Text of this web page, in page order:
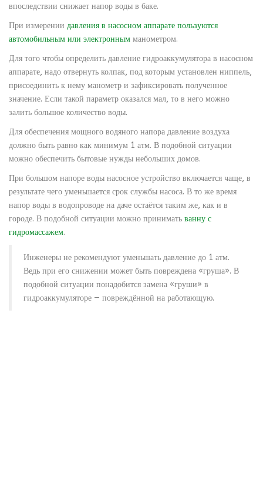
впоследствии снижает напор воды в баке.
При измерении давления в насосном аппарате пользуются
автомобильным или электронным манометром.
Для того чтобы определить давление гидроаккумулятора в насосном
аппарате, надо отвернуть колпак, под которым установлен ниппель,
присоединить к нему манометр и зафиксировать полученное
значение. Если такой параметр оказался мал, то в него можно
залить большое количество воды.
Для обеспечения мощного водяного напора давление воздуха
должно быть равно как минимум 1 атм. В подобной ситуации
можно обеспечить бытовые нужды небольших домов.
При большом напоре воды насосное устройство включается чаще, в
результате чего уменьшается срок службы насоса. В то же время
напор воды в водопроводе на даче остаётся таким же, как и в
городе. В подобной ситуации можно принимать ванну с
гидромассажем.
Инженеры не рекомендуют уменьшать давление до 1 атм.
Ведь при его снижении может быть повреждена «груша». В
подобной ситуации понадобится замена «груши» в
гидроаккумуляторе — повреждённой на работающую.